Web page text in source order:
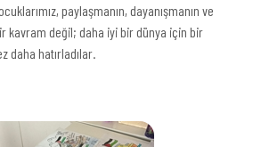
paylaşmanın, dayanışmanın ve
kavram değil; daha iyi bir dünya için bir
daha hatırladılar.